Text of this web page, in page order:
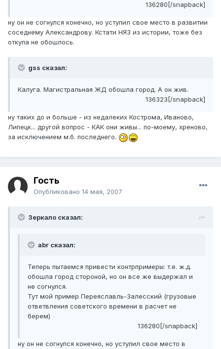
136280[/snapback]
ну он не согнулся конечно, но уступил свое место в развитии
соседнему Александрову. Кстати НЯЗ из истории, тоже без
откупа не обошлось.
gss сказал:
Калуга. Магистральная ЖД обошла город. А он жив.
136323[/snapback]
ну таких до и больше - из недалеких Кострома, Иваново,
Липецк... другой вопрос - КАК они живы... по-моему, хреново,
за исключением м.б. последнего.
Гость
Опубликовано 14 мая, 2007
Зеркало сказал:
abr сказал:
Теперь пытаемся привести контрпримеры: т.е. ж.д.
обошла город стороной, но он все же выдержал и
не согнулся.
Тут мой пример Переяславль-Залесский (грузовые
ответвления советского времени в расчет не
берем)
136280[/snapback]
ну он не согнулся конечно, но уступил свое место в